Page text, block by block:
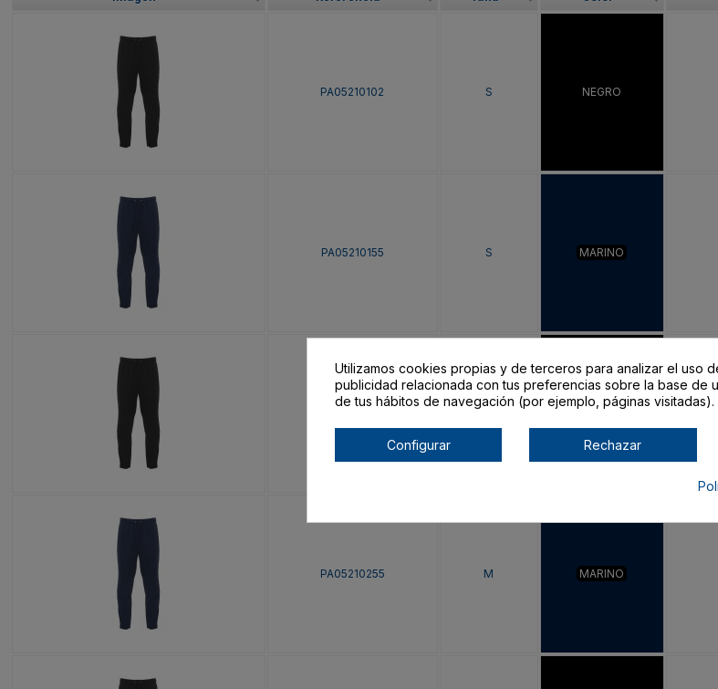
PA05210102 S NEGRO
PA05210155 S MARINO
NEGRO
PA05210255 M MARINO
Utilizamos cookies propias y de terceros para analizar el uso
publicidad relacionada con tus preferencias sobre la base de
de tus hábitos de navegación (por ejemplo, páginas visitadas).
Configurar Rechazar